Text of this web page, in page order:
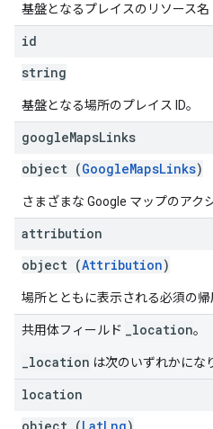
基盤となるプレイスのリソース
id
string
基盤となる場所のプレイス ID。
googleMapsLinks
object (GoogleMapsLinks)
さまざまな Google マップのアク
attribution
object (Attribution)
場所とともに表示される必須の帰
共用体フィールド _location。
_location は次のいずれかにな
location